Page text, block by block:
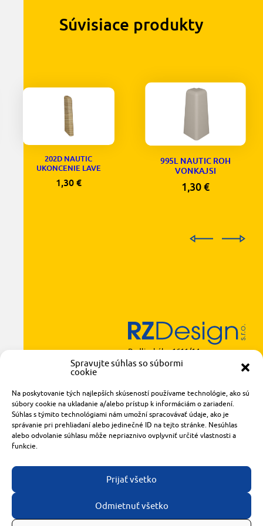
Spravujte súhlas so súbormi
cookie
Na poskytovanie tých najlepších skúseností používame technológie, ako sú
súbory cookie na ukladanie a/alebo prístup k informáciám o zariadení.
Súhlas s týmito technológiami nám umožní spracovávať údaje, ako je
správanie pri prehliadaní alebo jedinečné ID na tejto stránke. Nesúhlas
alebo odvolanie súhlasu môže nepriaznivo ovplyvniť určité vlastnosti a
funkcie.
Prijať všetko
Odmietnuť všetko
Súvisiace produkty
202D NAUTIC
UKONCENIE LAVE
1,30 €
995L NAUTIC ROH
VONKAJSI
1,30€
Radlinského 1611/14
921 01 Piešťany
+421 905 119 087
made with
bytomashalo.com